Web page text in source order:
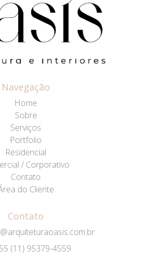
Navegação
Home
Sobre
Serviços
Portfolio
Residencial
/ Corporativo
Contato
do Cliente
Contato
(11) 95379-4559